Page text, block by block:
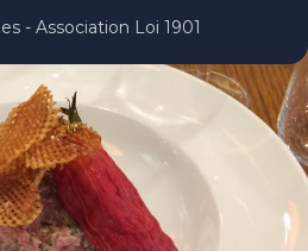
- Association Loi 1901